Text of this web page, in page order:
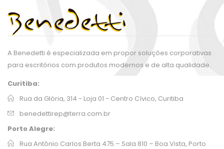
A Benedetti é especializada em propor soluções corporativas
para escritórios com produtos modernos e de alta qualidade.
Curitiba:
Rua da Glória, 314 - Loja 01 - Centro Cívico, Curitiba
benedettirep@terra.com.br
Porto Alegre:
Rua Antônio Carlos Berta 475 – Sala 810 – Boa Vista, Porto